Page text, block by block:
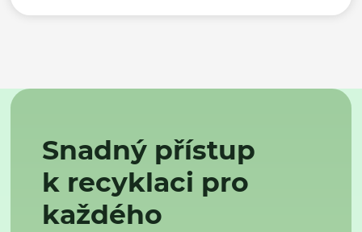
Snadný přístup
k recyklaci pro
každého